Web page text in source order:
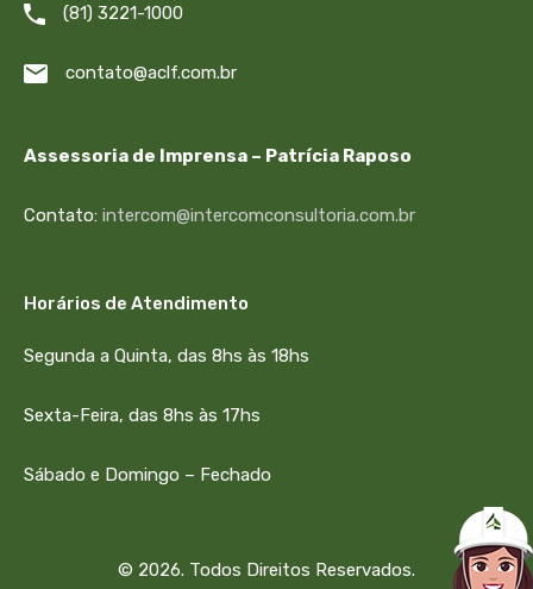
(81) 3221-1000
contato@aclf.com.br
Assessoria de Imprensa – Patrícia Raposo
Contato: intercom@intercomconsultoria.com.br
Horários de Atendimento
Segunda a Quinta, das 8hs às 18hs
Sexta-Feira, das 8hs às 17hs
Sábado e Domingo – Fechado
© 2026. Todos Direitos Reservados.